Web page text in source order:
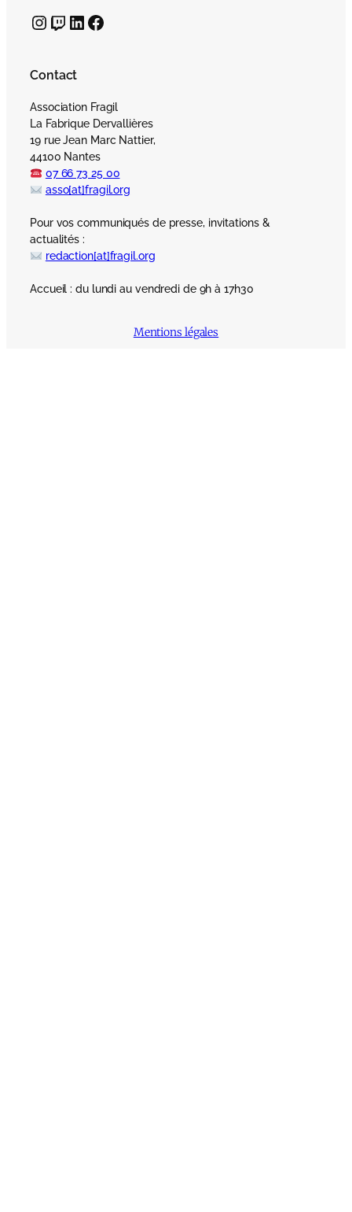
InstagramTwitch LinkedIn Facebook
Contact
Association Fragil
La Fabrique Dervallières
19 rue Jean Marc Nattier,
44100 Nantes
07 66 73 25 00
asso[at]fragil.org
Pour vos communiqués de presse, invitations &
actualités :
redaction[at]fragil.org
Accueil : du lundi au vendredi de 9h à 17h30
Mentions légales